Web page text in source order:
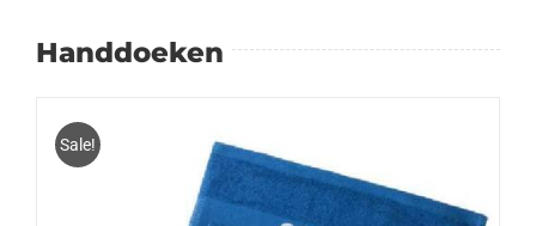
Handdoeken
Sale!